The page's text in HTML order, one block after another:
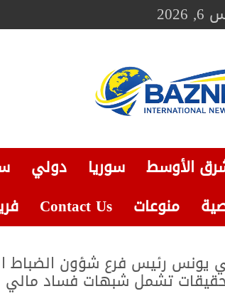
الأوسط سوريا دولي
منوعات Contact Us
يونس رئيس فرع شؤون الضباط
تشمل شبهات فساد مالي